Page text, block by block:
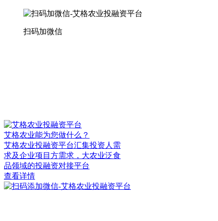
扫码加微信
艾格农业能为您做什么？
艾格农业投融资平台汇集投资人需
求及企业项目方需求，大农业泛食
品领域的投融资对接平台
查看详情